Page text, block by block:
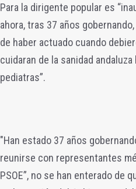
Para la dirigente popular es
ahora, tras 37 años
de haber actuado cuando
cuidaran de la sanidad
pediatras”.
"Han estado 37 años
reunirse con representantes
PSOE”, no se han enterado de